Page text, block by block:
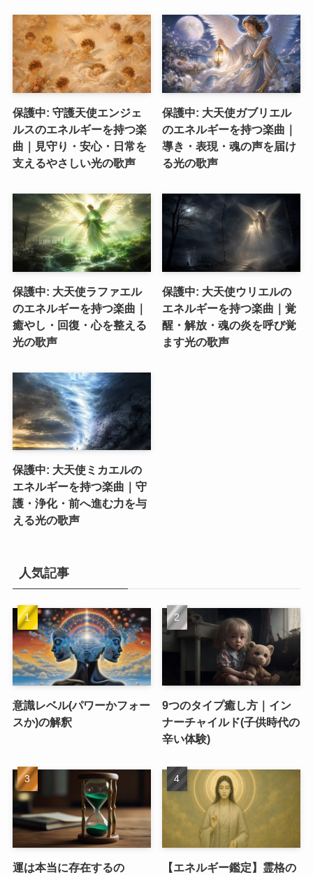
保護中: 守護天使エンジェ
ルスのエネルギーを持つ楽
曲｜見守り・安心・日常を
支えるやさしい光の歌声
保護中: 大天使ガブリエル
のエネルギーを持つ楽曲｜
導き・表現・魂の声を届け
る光の歌声
保護中: 大天使ラファエル
のエネルギーを持つ楽曲｜
癒やし・回復・心を整える
光の歌声
保護中: 大天使ウリエルの
エネルギーを持つ楽曲｜覚
醒・解放・魂の炎を呼び覚
ます光の歌声
保護中: 大天使ミカエルの
エネルギーを持つ楽曲｜守
護・浄化・前へ進む力を与
える光の歌声
人気記事
意識レベル(パワーかフォー
スか)の解釈
9つのタイプ癒し方｜イン
ナーチャイルド(子供時代の
辛い体験)
運は本当に存在するの 【エネルギー鑑定】霊格の